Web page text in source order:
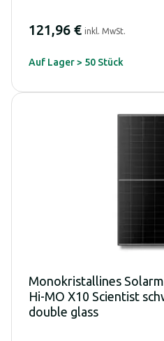
121,96 € inkl. MwSt.
Auf Lager > 50 Stück
Monokristallines
Hi-MO X10 Scientist
double glass